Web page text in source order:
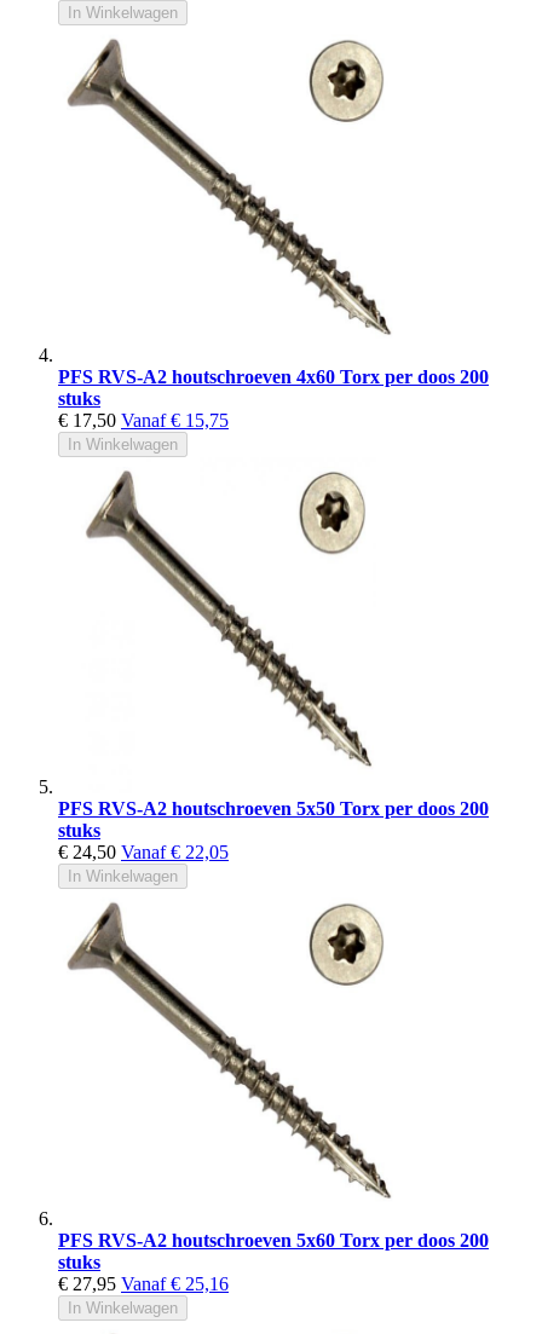
In Winkelwagen
PFS RVS-A2 houtschroeven 4x60 Torx per doos 200
stuks
€ 17,50 Vanaf € 15,75
In Winkelwagen
PFS RVS-A2 houtschroeven 5x50 Torx per doos 200
stuks
€ 24,50 Vanaf € 22,05
In Winkelwagen
PFS RVS-A2 houtschroeven 5x60 Torx per doos 200
stuks
€ 27,95 Vanaf € 25,16
In Winkelwagen